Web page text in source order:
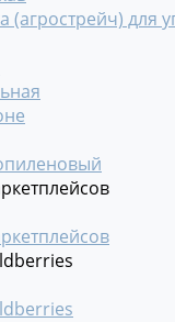
(агрострейч) для